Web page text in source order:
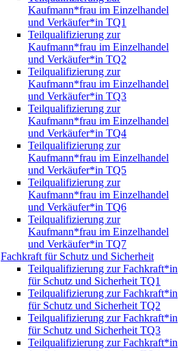
Kaufmann*frau im Einzelhandel
und Verkäufer*in TQ1
Teilqualifizierung zur
Kaufmann*frau im Einzelhandel
und Verkäufer*in TQ2
Teilqualifizierung zur
Kaufmann*frau im Einzelhandel
und Verkäufer*in TQ3
Teilqualifizierung zur
Kaufmann*frau im Einzelhandel
und Verkäufer*in TQ4
Teilqualifizierung zur
Kaufmann*frau im Einzelhandel
und Verkäufer*in TQ5
Teilqualifizierung zur
Kaufmann*frau im Einzelhandel
und Verkäufer*in TQ6
Teilqualifizierung zur
Kaufmann*frau im Einzelhandel
und Verkäufer*in TQ7
Fachkraft für Schutz und Sicherheit
Teilqualifizierung zur Fachkraft*in
für Schutz und Sicherheit TQ1
Teilqualifizierung zur Fachkraft*in
für Schutz und Sicherheit TQ2
Teilqualifizierung zur Fachkraft*in
für Schutz und Sicherheit TQ3
Teilqualifizierung zur Fachkraft*in